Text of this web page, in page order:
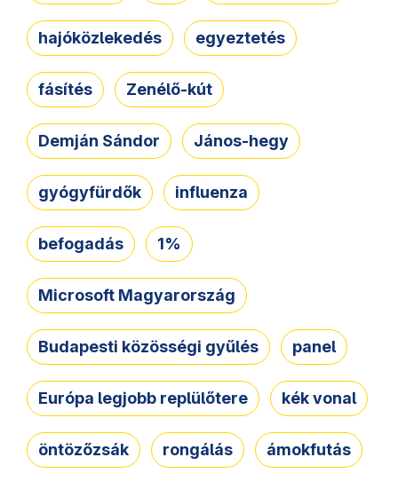
hajóközlekedés egyeztetés
fásítés Zenélő-kút
Demján Sándor János-hegy
gyógyfürdők influenza
befogadás 1%
Microsoft Magyarország
Budapesti közösségi gyűlés panel
Európa legjobb replülőtere kék vonal
öntözőzsák rongálás ámokfutás